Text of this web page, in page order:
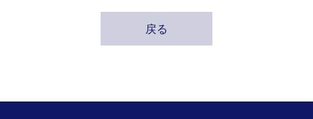
戻る